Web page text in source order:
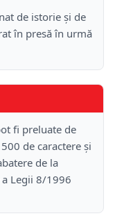
de istorie și de
în presă în urmă
fi preluate de
de caractere și
de la
Legii 8/1996